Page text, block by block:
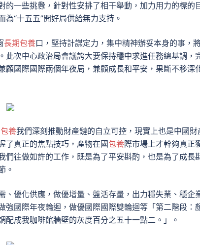
的一些挑釁，針對性安排了相干舉動，加力用力的標的
“十五五”開好局供給無力支持。
長期包養口，堅持計謀定力，集中精神辦妥本身的事，
次中心政治局會議誇大要保持穩中求進任務總基調，
國際國際兩個年夜局，兼顧成長和平安，果斷不移深
包養我們深刻推動財產鏈的自立可控，現實上也是中國財
了真正的焦點技巧，產物在國包養際市場上才幹夠真正
們往做如許的工作，既是為了平安斟酌，也是為了成長
。
優化供應，做優增量、盤活存量，出力穩失業、穩企
國際年夜輪迴，做優國際國際雙輪迴等「第二階段：
成我咖啡館牆壁的灰度百分之五十一點二。」。